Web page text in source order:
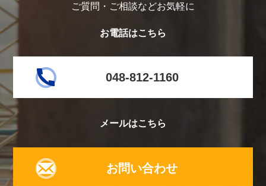
ご質問・ご相談などお気軽に
お電話はこちら
048-812-1160
メールはこちら
お問い合わせ